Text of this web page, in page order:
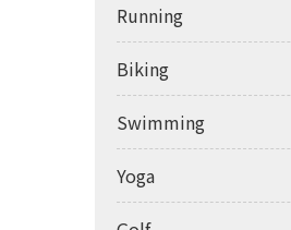
Running
Biking
Swimming
Yoga